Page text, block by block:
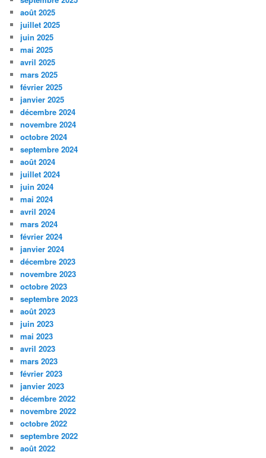
août 2025
juillet 2025
juin 2025
mai 2025
avril 2025
mars 2025
février 2025
janvier 2025
décembre 2024
novembre 2024
octobre 2024
septembre 2024
août 2024
juillet 2024
juin 2024
mai 2024
avril 2024
mars 2024
février 2024
janvier 2024
décembre 2023
novembre 2023
octobre 2023
septembre 2023
août 2023
juin 2023
mai 2023
avril 2023
mars 2023
février 2023
janvier 2023
décembre 2022
novembre 2022
octobre 2022
septembre 2022
août 2022